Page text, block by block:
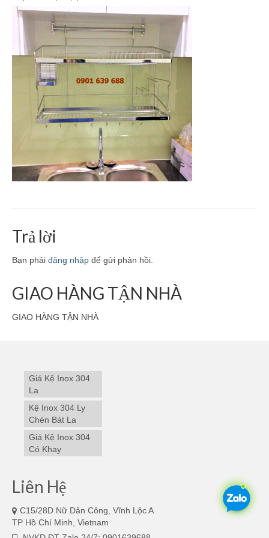
Giá Kệ Inox 304 Bếp Kính
Kệ Góc Inox 304 La
Kệ Inox 304 Bình Nước La
Phụ Kiện Nhà Bếp Khác
Phụ Kiện Phòng Tắm Khác
Giá Kệ Inox 304 Có Khay
Giá Kệ Inox 304 Mờ
Trả lời
Bạn phải đăng nhập để gửi phản hồi.
GIAO HÀNG TẬN NHÀ
GIAO HÀNG TẬN NHÀ
Giá Kệ Inox 304
La
Kệ Inox 304 Ly
Chén Bát La
Giá Kệ Inox 304
Có Khay
Liên Hệ
C15/28D Nữ Dân Công, Vĩnh Lộc A
TP Hồ Chí Minh, Vietnam